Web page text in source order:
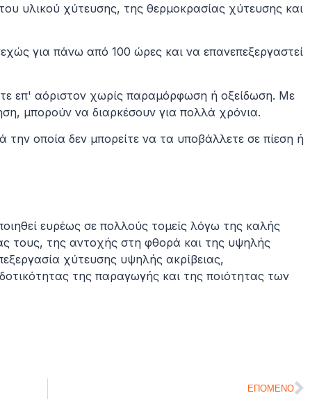
υλικού χύτευσης, της θερμοκρασίας χύτευσης και
για πάνω από 100 ώρες και να επανεπεξεργαστεί
επ' αόριστον χωρίς παραμόρφωση ή οξείδωση. Με
μπορούν να διαρκέσουν για πολλά χρόνια.
την οποία δεν μπορείτε να τα υποβάλλετε σε πίεση ή
ευρέως σε πολλούς τομείς λόγω της καλής
τους, της αντοχής στη φθορά και της υψηλής
χύτευσης υψηλής ακρίβειας,
της παραγωγής και της ποιότητας των
ΕΠΌΜΕΝΟ